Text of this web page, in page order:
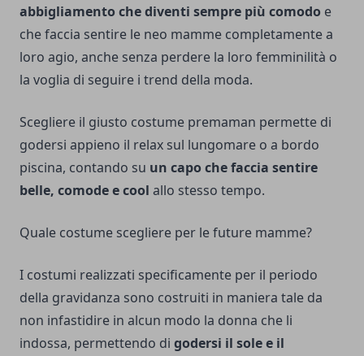
abbigliamento che diventi sempre più comodo e
che faccia sentire le neo mamme completamente a
loro agio, anche senza perdere la loro femminilità o
la voglia di seguire i trend della moda.
Scegliere il giusto costume premaman permette di
godersi appieno il relax sul lungomare o a bordo
piscina, contando su un capo che faccia sentire
belle, comode e cool allo stesso tempo.
Quale costume scegliere per le future mamme?
I costumi realizzati specificamente per il periodo
della gravidanza sono costruiti in maniera tale da
non infastidire in alcun modo la donna che li
indossa, permettendo di godersi il sole e il